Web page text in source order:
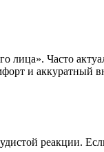
лица». Часто
и
реакции.